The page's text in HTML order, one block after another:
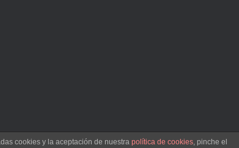
cookies y la aceptación de nuestra política de cookies, pinche el